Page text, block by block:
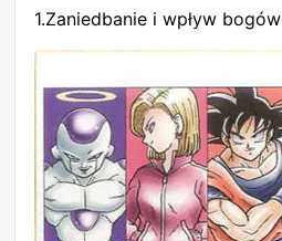
1.Zaniedbanie i wpływ bogów